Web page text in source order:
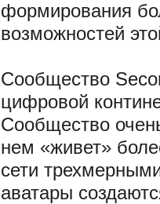
формирования
возможностей
Сообщество
цифровой
Сообщество
нем «живет»
сети
аватары